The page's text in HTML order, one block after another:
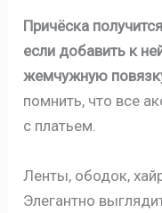
Причёска
если добавить к
жемчужную
помнить, что все
с платьем.
Ленты, ободок,
Элегантно